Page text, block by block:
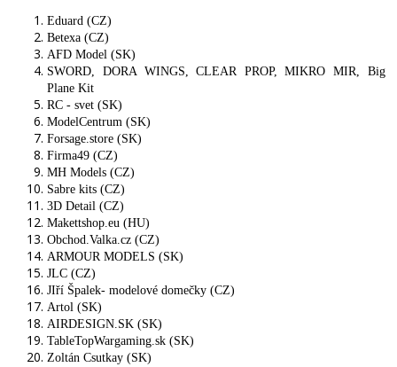
Eduard (CZ)
Betexa (CZ)
AFD Model (SK)
SWORD, DORA WINGS, CLEAR PROP, MIKRO MIR, Big
Plane Kit
RC - svet (SK)
ModelCentrum (SK)
Forsage.store (SK)
Firma49 (CZ)
MH Models (CZ)
Sabre kits (CZ)
3D Detail (CZ)
Makettshop.eu (HU)
Obchod.Valka.cz (CZ)
ARMOUR MODELS (SK)
JLC (CZ)
JIří Špalek- modelové domečky (CZ)
Artol (SK)
AIRDESIGN.SK (SK)
TableTopWargaming.sk (SK)
Zoltán Csutkay (SK)